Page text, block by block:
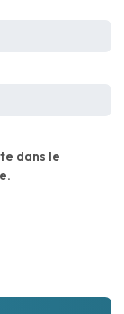
dans le